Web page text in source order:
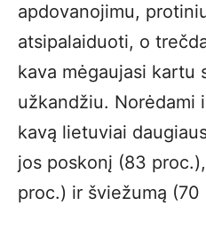
apdovanojimu,
atsipalaiduoti, o
kava mėgaujasi kartu
užkandžiu. Norėdami
kavą lietuviai
jos poskonį (83
proc.) ir šviežumą (70